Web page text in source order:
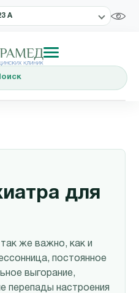
А
для
же важно, как и
постоянное
выгорание,
перепады настроения